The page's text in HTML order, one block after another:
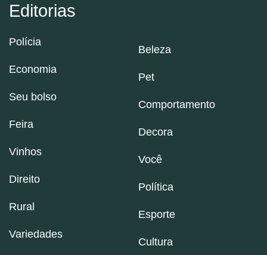
Editorias
Polícia
Economia
Seu bolso
Feira
Vinhos
Direito
Rural
Variedades
Beleza
Pet
Comportamento
Decora
Você
Política
Esporte
Cultura